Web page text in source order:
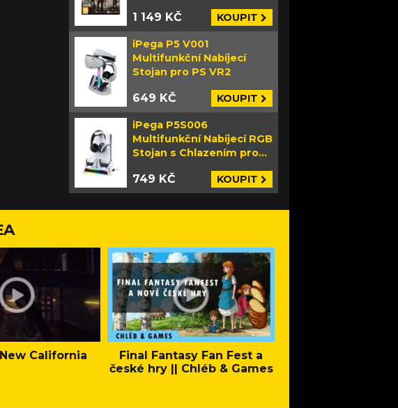
1 149 KČ KOUPIT
iPega P5 V001
Multifunkční Nabíjecí
Stojan pro PS VR2
649 KČ KOUPIT
iPega P5S006
Multifunkční Nabíjecí RGB
Stojan s Chlazením pro
749 KČ KOUPIT
California
Final Fantasy Fan Fest a
české hry || Chléb & Games